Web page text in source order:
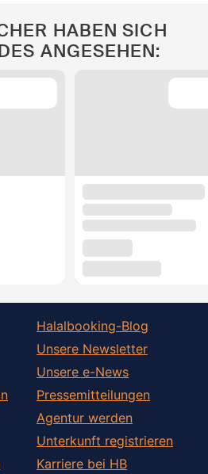
HABEN SICH
ANGESEHEN:
Halalbooking-Blog
Unsere Newsletter
Unsere e-News
Pressemitteilungen
Agentur werden
Unterkunft registrieren
Karriere bei HB